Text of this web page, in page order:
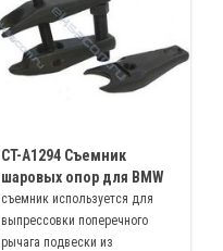
CT-A1294 Съемник
шаровых опор для BMW
съемник используется для
выпрессовки поперечного
рычага подвески из